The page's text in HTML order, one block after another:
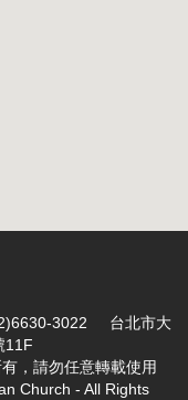
3022 台北市大
11F
，請勿任意轉載使用
Church - All Rights